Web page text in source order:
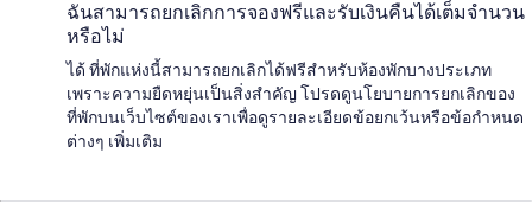
ฉันสามารถยกเลิกการจองฟรีและรับเงินคืนได้เต็มจำนวน
หรือไม่
ได้ ที่พักแห่งนี้สามารถยกเลิกได้ฟรีสำหรับห้องพักบางประเภท
เพราะความยืดหยุ่นเป็นสิ่งสำคัญ โปรดดูนโยบายการยกเลิกของ
ที่พักบนเว็บไซต์ของเราเพื่อดูรายละเอียดข้อยกเว้นหรือข้อกำหนด
ต่างๆ เพิ่มเติม